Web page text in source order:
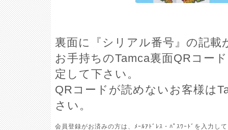
裏面に『シリアル番号』の記
お手持ちのTamca裏面QRコー
定して下さい。
QRコードが読めないお客様は
さい。
会員登録がお済みの方は、ﾒｰﾙｱﾄﾞﾚｽ・ﾊﾟｽﾜｰﾄﾞを入力し